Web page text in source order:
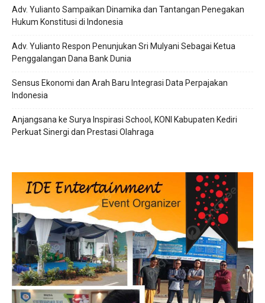
Adv. Yulianto Sampaikan Dinamika dan Tantangan Penegakan
Hukum Konstitusi di Indonesia
Adv. Yulianto Respon Penunjukan Sri Mulyani Sebagai Ketua
Penggalangan Dana Bank Dunia
Sensus Ekonomi dan Arah Baru Integrasi Data Perpajakan
Indonesia
Anjangsana ke Surya Inspirasi School, KONI Kabupaten Kediri
Perkuat Sinergi dan Prestasi Olahraga